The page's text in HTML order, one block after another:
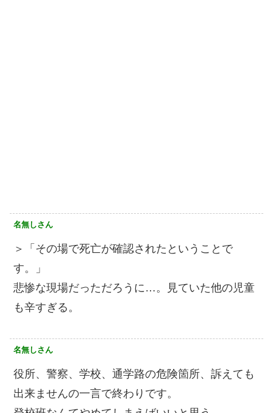
名無しさん
＞「その場で死亡が確認されたということで
す。」
悲惨な現場だっただろうに…。見ていた他の児童
も辛すぎる。
名無しさん
役所、警察、学校、通学路の危険箇所、訴えても
出来ませんの一言で終わりです。